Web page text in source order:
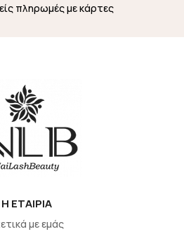
πληρωμές με κάρτες
H EΤΑΙΡΙΑ
με εμάς